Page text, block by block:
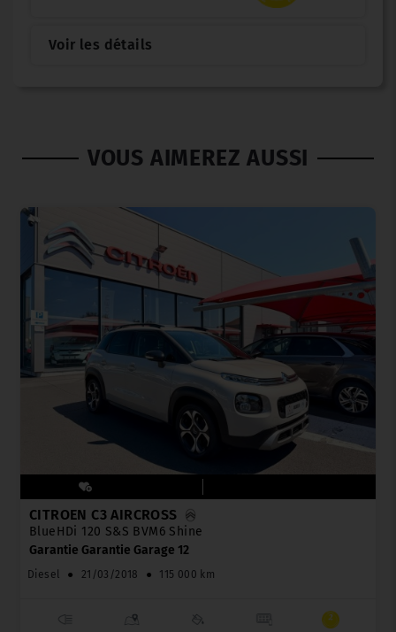
Voir les détails
VOUS AIMEREZ AUSSI
CITROËN C3 AIRCROSS
BlueHDi 120 S&S BVM6 Shine
Garantie Garantie Garage 12
Diesel ● 21/03/2018 ● 115 000 km